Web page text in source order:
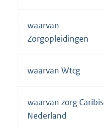
waarvan
Zorgopleidingen
waarvan Wtcg
waarvan zorg
Nederland